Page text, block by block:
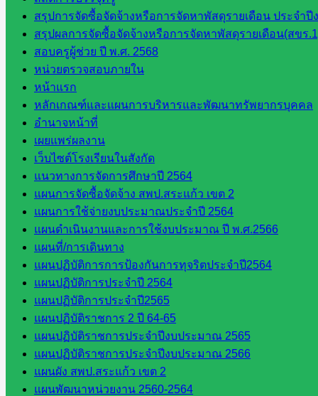
สรุปการจัดซื้อจัดจ้างหรือการจัดหาพัสดุรายเดือน ประจำ
สรุปผลการจัดซื้อจัดจ้างหรือการจัดหาพัสดุรายเดือน(สขร
สอบครูผู้ช่วย ปี พ.ศ. 2568
หน่วยตรวจสอบภายใน
หน้าแรก
หลักเกณฑ์และแผนการบริหารและพัฒนาทรัพยากรบุคคล
อำนาจหน้าที่
เผยแพร่ผลงาน
เว็บไซต์โรงเรียนในสังกัด
แนวทางการจัดการศึกษาปี 2564
แผนการจัดซื้อจัดจ้าง สพป.สระแก้ว เขต 2
แผนการใช้จ่ายงบประมาณประจำปี 2564
แผนดำเนินงานและการใช้งบประมาณ ปี พ.ศ.2566
แผนที่/การเดินทาง
แผนปฏิบัติการการป้องกันการทุจริตประจำปี2564
แผนปฏิบัติการประจำปี 2564
แผนปฏิบัติการประจำปี2565
แผนปฏิบัติราชการ 2 ปี 64-65
แผนปฏิบัติราชการประจำปีงบประมาณ 2565
แผนปฏิบัติราชการประจำปีงบประมาณ 2566
แผนผัง สพป.สระแก้ว เขต 2
แผนพัฒนาหน่วยงาน 2560-2564
จังหวัด
สระแก้ว
สพป.
สระแก้ว
เขต 1
สพป.สระแก้ว
เขต 2
โรงเรียน
ในสังกัด
สพป.สระแก้ว
เขต 1
โรงเรียน
ในสังกัด
สพป.สระแก้ว
เขต 2
วิทยาลัย
เทคนิค
สระแก้ว
วิทยาลัย
เทคนิค
วังน้ำเย็น
กศน.สระแก้ว